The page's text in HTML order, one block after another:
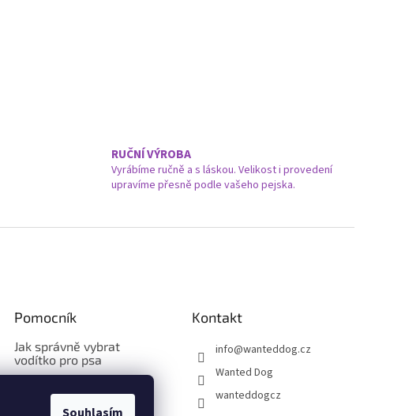
RUČNÍ VÝROBA
Vyrábíme ručně a s láskou. Velikost i provedení
upravíme přesně podle vašeho pejska.
Pomocník
Jak správně vybrat
vodítko pro psa
vybrat obleček pro psa
Kontakt
info@wanteddog.cz
Wanted Dog
wanteddogcz